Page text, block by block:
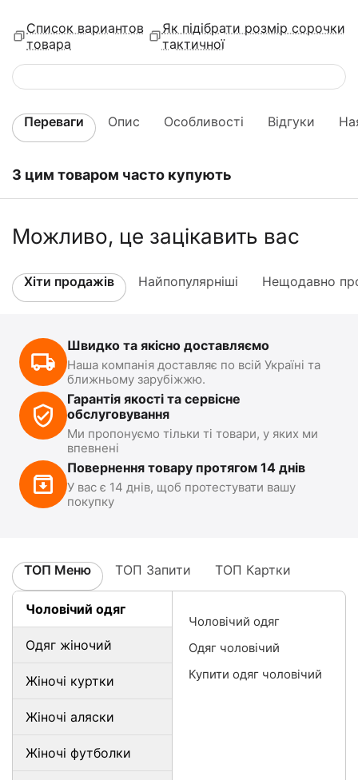
Список вариантов
товара
Як підібрати розмір сорочки
тактичної
Переваги Опис Особливості Відгуки
З цим товаром часто купують
Можливо, це зацікавить вас
Хіти продажів Найпопулярніші Нещодавно
Швидко та якісно доставляємо
Наша компанія доставляє по всій Україні та
ближньому зарубіжжю.
Гарантія якості та сервісне
обслуговування
Ми пропонуємо тільки ті товари, у яких ми
впевнені
Повернення товару протягом 14 днів
У вас є 14 днів, щоб протестувати вашу
покупку
ТОП Меню ТОП Запити ТОП Картки
Чоловічий одяг
Одяг жіночий
Жіночі куртки
Жіночі аляски
Жіночі футболки
Чоловічий одяг
Одяг чоловічий
Купити одяг чоловічий